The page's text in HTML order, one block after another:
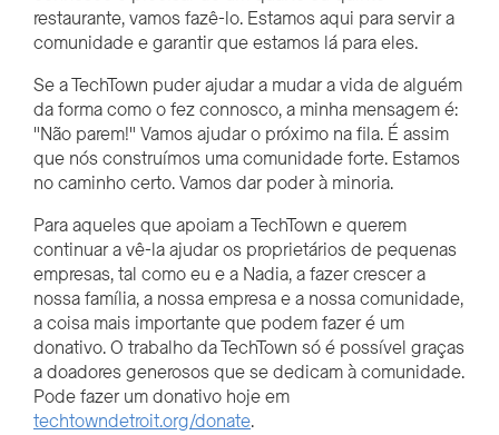
restaurante, vamos fazê-lo. Estamos aqui para servir a
comunidade e garantir que estamos lá para eles.
Se a TechTown puder ajudar a mudar a vida de alguém
da forma como o fez connosco, a minha mensagem é:
"Não parem!" Vamos ajudar o próximo na fila. É assim
que nósconstruímos uma comunidade forte. Estamos
no caminho certo. Vamos dar poder à minoria.
Para aqueles que apoiam a TechTown e querem
continuar a vê-la ajudar os proprietários de pequenas
empresas, tal como eu e a Nadia, a fazer crescer a
nossa família, a nossa empresa e a nossa comunidade,
a coisa mais importante que podem fazer é um
donativo. O trabalho da TechTown só é possível graças
a doadores generosos que se dedicam à comunidade.
Pode fazer um donativo hoje em
techtowndetroit.org/donate.